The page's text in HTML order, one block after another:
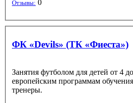
Отзывы: 0
ФК «Devils» (ТК «Фиеста»)
Занятия футболом для детей от 4
европейским программам
тренеры.